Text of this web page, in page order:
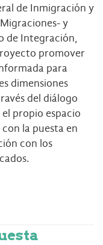
de Inmigración y
y
de Integración,
promover
para
dimensiones
del diálogo
propio espacio
la puesta en
con los